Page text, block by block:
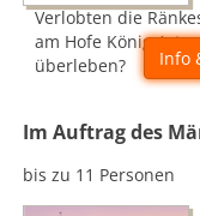
Verlobten die
am Hofe König
überleben?
Info
Im Auftrag des
bis zu 11 Personen